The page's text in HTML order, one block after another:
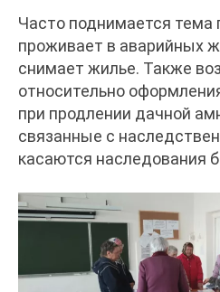
Часто поднимается тема
проживает в аварийных
снимает жилье. Также
относительно
при продлении дачной
связанные с
касаются наследования